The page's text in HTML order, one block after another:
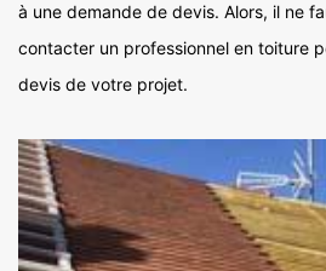
à une demande de devis. Alors, il ne
contacter un professionnel en toiture
devis de votre projet.